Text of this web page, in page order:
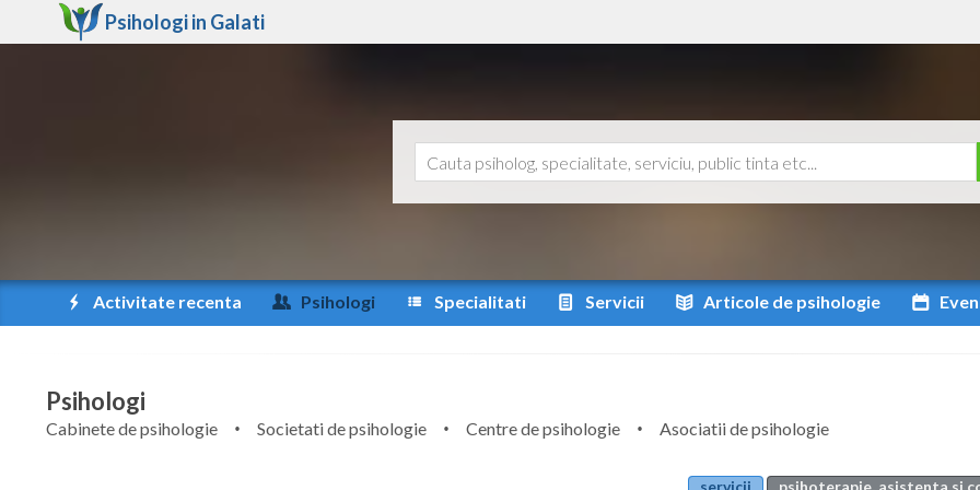
Psihologi in Galati
Activitate recenta Psihologi Specialitati Servicii Articole de psihologie
Psihologi
Cabinete de psihologie Societati de psihologie Centre de psihologie
Asociatii de psihologie
servicii
psihoterapie, asistenta si